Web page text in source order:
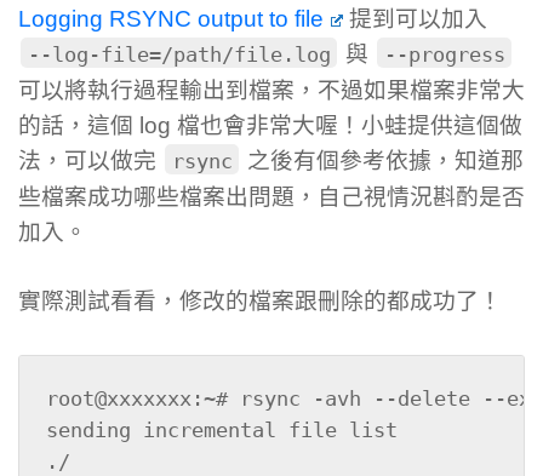
Logging RSYNC output to file 提到可以加入
--log-file=/path/file.log 與 --progress
可以將執行過程輸出到檔案，不過如果檔案非常大
的話，這個 log 檔也會非常大喔！小蛙提供這個做
法，可以做完
rsync
之後有個參考依據，知道那
些檔案成功哪些檔案出問題，自己視情況斟酌是否
加入。
實際測試看看，修改的檔案跟刪除的都成功了！
root@xxxxxxx:~# rsync -avh --delete --
sending incremental file list
./